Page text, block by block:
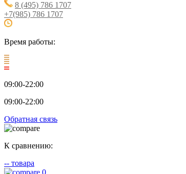
8 (495) 786 1707
+7(985) 786 1707
Время работы:
09:00-22:00
09:00-22:00
Обратная связь
К сравнению:
-- товара